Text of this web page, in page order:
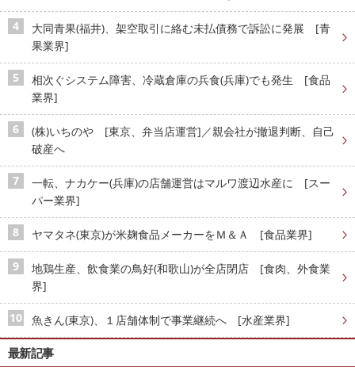
大同青果(福井)、架空取引に絡む未払債務で訴訟に発展 [青
果業界]
相次ぐシステム障害、冷蔵倉庫の兵食(兵庫)でも発生 [食品
業界]
(株)いちのや [東京、弁当店運営]／親会社が撤退判断、自己
破産へ
一転、ナカケー(兵庫)の店舗運営はマルワ渡辺水産に [スー
パー業界]
ヤマタネ(東京)が米麹食品メーカーをＭ＆Ａ [食品業界]
地鶏生産、飲食業の鳥好(和歌山)が全店閉店 [食肉、外食業
界]
魚きん(東京)、１店舗体制で事業継続へ [水産業界]
最新記事